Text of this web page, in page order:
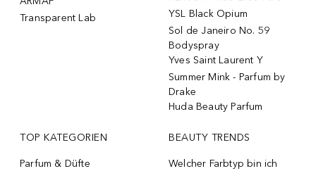
Transparent Lab
YSL Black Opium
Sol de Janeiro No. 59
Bodyspray
Yves Saint Laurent Y
Summer Mink - Parfum by
Drake
Huda Beauty Parfum
TOP KATEGORIEN
Parfum & Düfte
BEAUTY TRENDS
Welcher Farbtyp bin ich